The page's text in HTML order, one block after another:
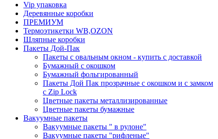
Vip упаковка
Деревянные коробки
ПРЕМИУМ
Термоэтикетки WB,OZON
Шляпные коробки
Пакеты Дой-Пак
Пакеты с овальным окном - купить с доставкой
Бумажный с окошком
Бумажный фольгированный
Пакеты Дой Пак прозрачные с окошком и с замком
с Zip Lock
Цветные пакеты металлизированные
Цветные пакеты бумажные
Вакуумные пакеты
Вакуумные пакеты " в рулоне"
Вакуумные пакеты "рифленые"